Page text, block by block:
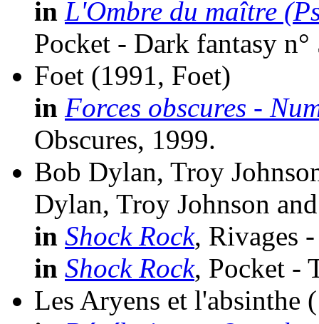
in L'Ombre du maître
Pocket - Dark fantasy
Foet (1991, Foet)
in Forces obscures -
Obscures, 1999.
Bob Dylan, Troy
Dylan, Troy Johnson
in Shock Rock, Rivages
in Shock Rock, Pocket -
Les Aryens et l'absinthe